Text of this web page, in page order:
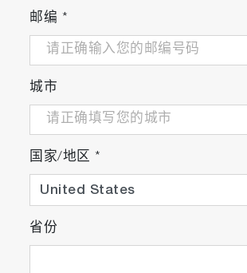
邮编 *
城市
国家/地区 *
省份